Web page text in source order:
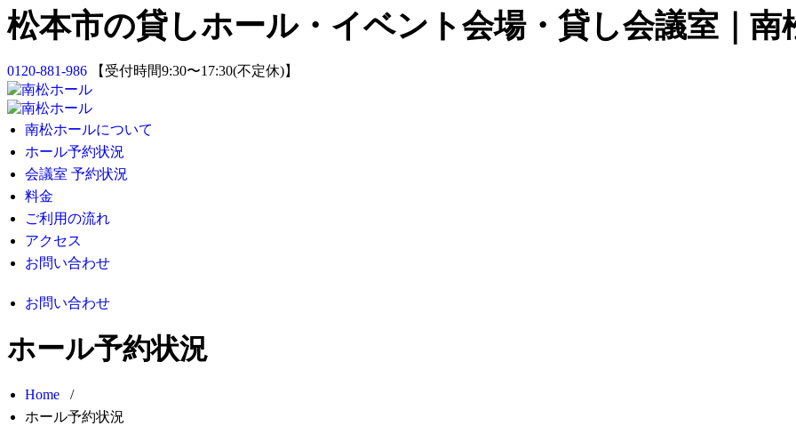
Skip
to
content
松本市の貸しホール・イベント会場・貸し会議室｜南
0120-881-986 【受付時間9:30〜17:30(不定休)】
南松ホールについて
ホール予約状況
会議室 予約状況
料金
ご利用の流れ
アクセス
お問い合わせ
お問い合わせ
ホール予約状況
Home /
ホール予約状況